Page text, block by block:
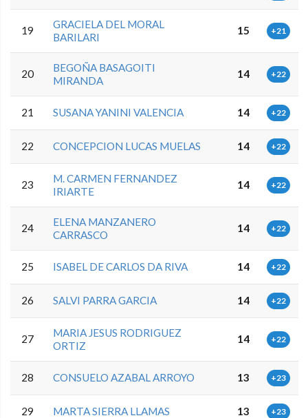
19
GRACIELA DEL MORAL
BARILARI
15 +21
20
BEGOÑA BASAGOITI
MIRANDA
14 +22
21 SUSANA YANINI VALENCIA 14 +22
22 CONCEPCION LUCAS MUELAS 14 +22
23
M. CARMEN FERNANDEZ
IRIARTE
14 +22
24
ELENA MANZANERO
CARRASCO
14 +22
25 ISABEL DE CARLOS DA RIVA 14 +22
26 SALVI PARRA GARCIA 14 +22
27
MARIA JESUS RODRIGUEZ
ORTIZ
14 +22
28 CONSUELO AZABAL ARROYO 13 +23
29 MARTA SIERRA LLAMAS 13 +23